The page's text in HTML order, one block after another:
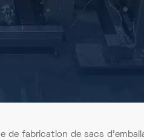
de fabrication de sacs